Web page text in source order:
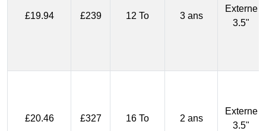
£19.94 £239 12 To 3 ans
Externe
3.5"
£20.46 £327 16 To 2 ans
Externe
3.5"